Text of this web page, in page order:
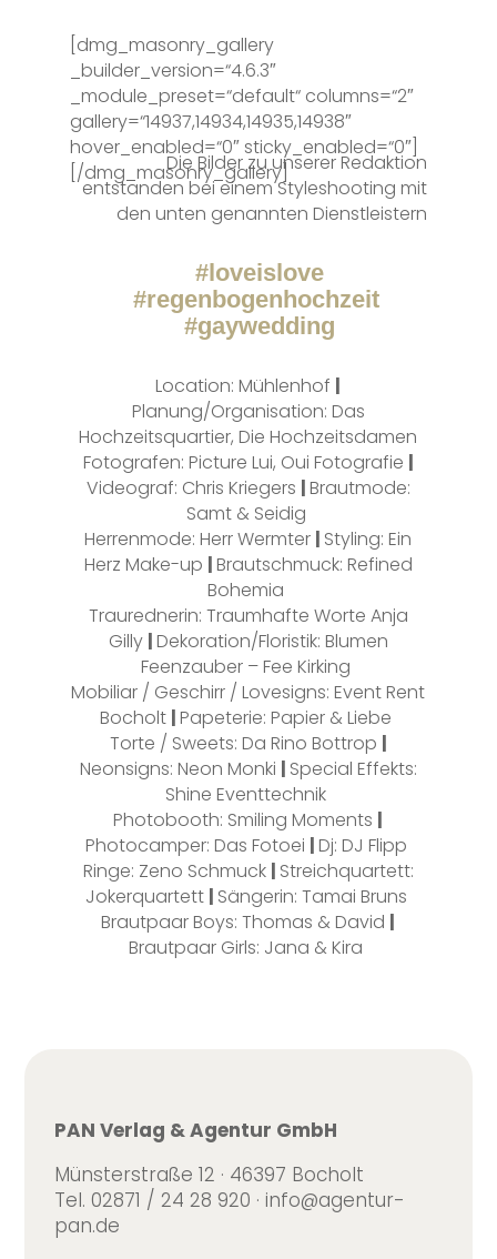
[dmg_masonry_gallery
_builder_version=“4.6.3″
_module_preset=“default“ columns=“2″
gallery=“14937,14934,14935,14938″
hover_enabled=“0″ sticky_enabled=“0″]
[/dmg_masonry_gallery]
Die Bilder zu unserer Redaktion
entstanden bei einem Styleshooting mit
den unten genannten Dienstleistern
#loveislove
#regenbogenhochzeit
#gaywedding
Location: Mühlenhof |
Planung/Organisation: Das
Hochzeitsquartier, Die Hochzeitsdamen
Fotografen: Picture Lui, Oui Fotografie |
Videograf: Chris Kriegers |Brautmode:
Samt & Seidig
Herrenmode: Herr Wermter | Styling: Ein
Herz Make-up |Brautschmuck: Refined
Bohemia
Traurednerin: Traumhafte Worte Anja
Gilly |Dekoration/Floristik: Blumen
Feenzauber – Fee Kirking
Mobiliar / Geschirr / Lovesigns: Event Rent
Bocholt |Papeterie: Papier & Liebe
Torte / Sweets: Da Rino Bottrop |
Neonsigns: Neon Monki | Special Effekts:
Shine Eventtechnik
Photobooth: Smiling Moments |
Photocamper: Das Fotoei |Dj: DJ Flipp
Ringe: Zeno Schmuck | Streichquartett:
Jokerquartett | Sängerin: Tamai Bruns
Brautpaar Boys: Thomas & David |
Brautpaar Girls: Jana & Kira
PAN Verlag & Agentur GmbH
Münsterstraße 12 · 46397 Bocholt
Tel. 02871 / 24 28 920 · info@agentur-
pan.de